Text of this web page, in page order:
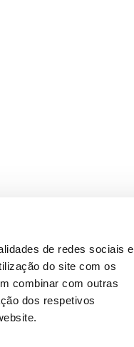
de redes sociais e
do site com os
combinar com outras
dos respetivos